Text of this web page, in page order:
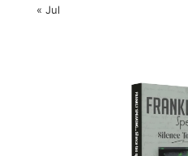
« Jul